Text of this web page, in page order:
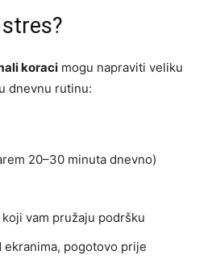
koraci mogu napraviti veliku
dnevnu rutinu:
20–30 minuta dnevno)
vam pružaju podršku
ekranima, pogotovo prije